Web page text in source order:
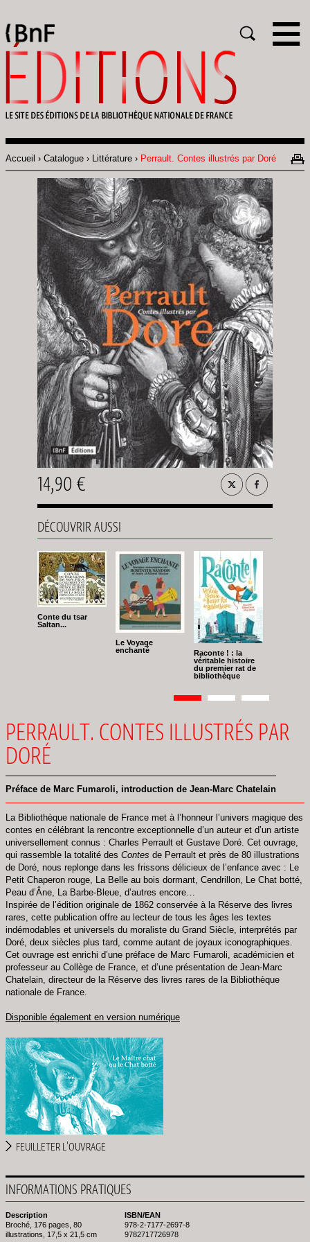
Fil
d'Ariane
Accueil Catalogue Littérature Perrault. Contes illustrés par Doré
14,90 €
DÉCOUVRIR AUSSI
Conte du tsar
Saltan...
Le Voyage
enchanté
Raconte ! : la
véritable histoire
du premier rat de
bibliothèque
Pagination
Page
1 Page
2 Page
3
PERRAULT. CONTES ILLUSTRÉS PAR
DORÉ
Préface de Marc Fumaroli, introduction de Jean-Marc Chatelain
La Bibliothèque nationale de France met à l’honneur l’univers magique des
contes en célébrant la rencontre exceptionnelle d’un auteur et d’un artiste
universellement connus : Charles Perrault et Gustave Doré. Cet ouvrage,
qui rassemble la totalité des Contes de Perrault et près de 80 illustrations
de Doré, nous replonge dans les frissons délicieux de l’enfance avec : Le
Petit Chaperon rouge, La Belle au bois dormant, Cendrillon, Le Chat botté,
Peau d’Âne, La Barbe-Bleue, d’autres encore…
Inspirée de l’édition originale de 1862 conservée à la Réserve des livres
rares, cette publication offre au lecteur de tous les âges les textes
indémodables et universels du moraliste du Grand Siècle, interprétés par
Doré, deux siècles plus tard, comme autant de joyaux iconographiques.
Cet ouvrage est enrichi d’une préface de Marc Fumaroli, académicien et
professeur au Collège de France, et d’une présentation de Jean-Marc
Chatelain, directeur de la Réserve des livres rares de la Bibliothèque
nationale de France.
Disponible également en version numérique
FEUILLETER L'OUVRAGE
INFORMATIONS PRATIQUES
Description
Broché, 176 pages, 80
illustrations, 17,5 x 21,5 cm
ISBN/EAN
978-2-7177-2697-8
9782717726978